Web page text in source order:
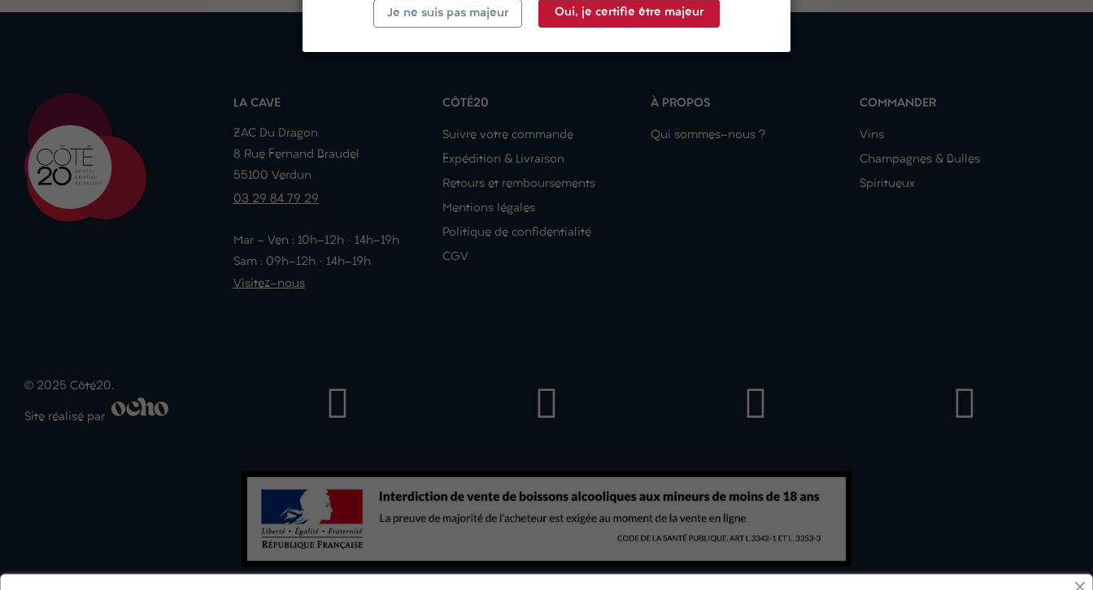
LA CAVE
ZAC Du Dragon
8 Rue Fernand Braudel
55100 Verdun
03 29 84 79 29
Mar - Ven : 10h-12h · 14h-19h
Sam : 09h-12h · 14h-19h
Visitez-nous
CÔTÉ20
Suivre votre commande
Expédition & Livraison
Retours et remboursements
Mentions légales
Politique de confidentialité
CGV
À PROPOS
Qui sommes-nous ?
COMMANDER
Vins
Champagnes & Bulles
Spiritueux
© 2025 Côté20.
Site réalisé par
Je ne suis pas majeur Oui, je certifie être majeur